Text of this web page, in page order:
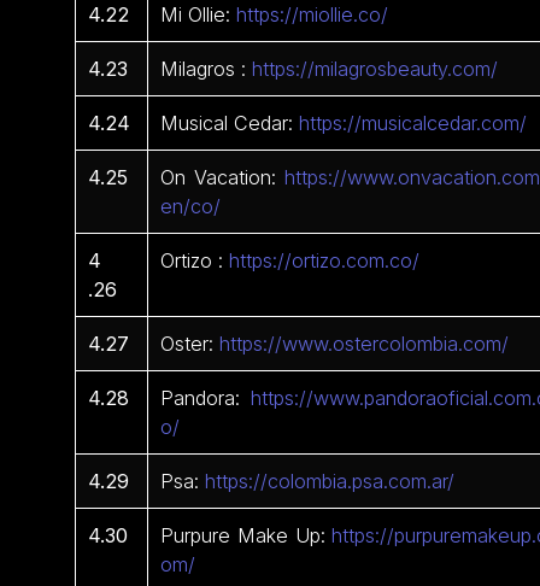
4.22 Mi Ollie:https://miollie.co/
4.23 Milagros :https://milagrosbeauty.com/
4.24 Musical Cedar:https://musicalcedar.com/
4.25 On Vacation:https://
en/co/
4
.26
Ortizo :https://ortizo.com.co/
4.27 Oster:https://www.ostercolombia.com/
4.28 Pandora:https://
o/
4.29 Psa:https://colombia.psa.com.ar/
4.30 Purpure Make Up:https://
om/